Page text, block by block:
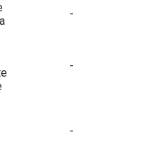
-
-
-